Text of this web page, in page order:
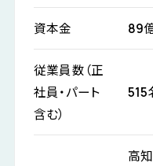
資本金 89
従業員数（正
社員・パート
含む）
515
高